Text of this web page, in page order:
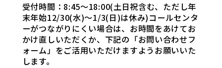
受付時間：8:45〜18:00(土日祝含む、ただし年
末年始12/30(水)〜1/3(日)は休み)コールセンタ
ーがつながりにくい場合は、お時間をあけてお
かけ直しいただくか、下記の「お問い合わせフ
ォーム」をご活用いただけますようお願いいた
します。